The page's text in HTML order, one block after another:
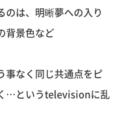
のは、明晰夢への入り
背景色など
事なく同じ共通点をピ
…というtelevisionに乱